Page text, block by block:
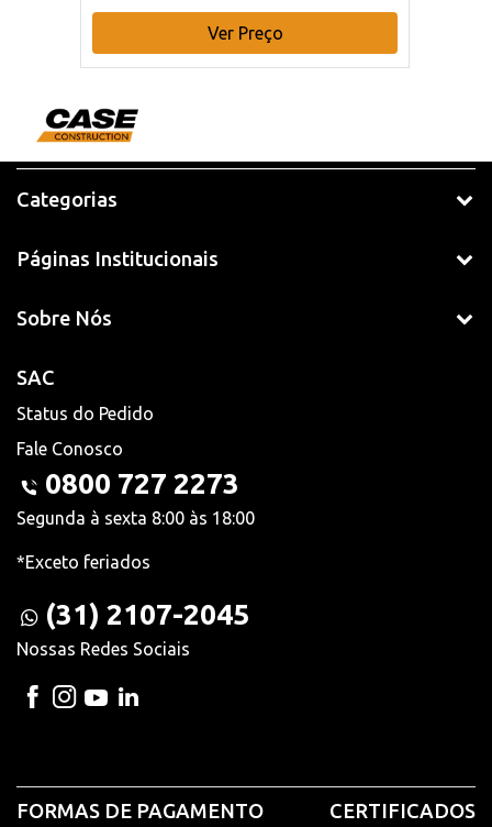
Ver Preço
Categorias
Páginas Institucionais
Sobre Nós
SAC
Status do Pedido
Fale Conosco
0800 727 2273
Segunda à sexta 8:00 às 18:00
*Exceto feriados
(31) 2107-2045
Nossas Redes Sociais
FORMAS DE PAGAMENTO CERTIFICADOS